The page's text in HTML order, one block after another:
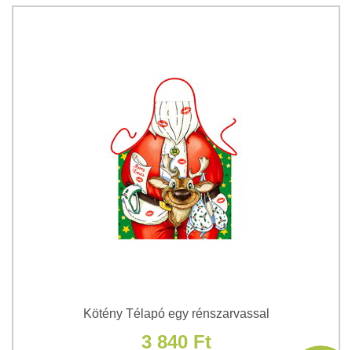
Kötény Télapó egy rénszarvassal
3 840 Ft